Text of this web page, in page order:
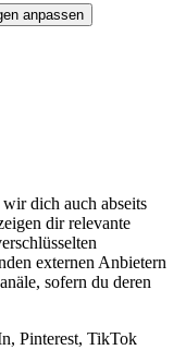
anpassen
dich auch abseits
dir relevante
externen Anbietern
sofern du deren
Pinterest, TikTok